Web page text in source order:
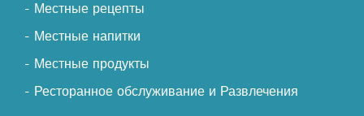
- Местные рецепты
- Местные напитки
- Местные продукты
- Ресторанное обслуживание и Развлечения